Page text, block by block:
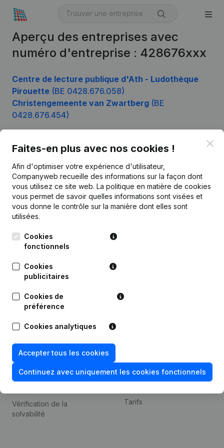
Aperçu des entreprises avec
numéro d'entreprise : 428676xxx
Centre de lecture publique d'Ath - Ludothèque
Pirouette (BE 0428.676.058)
Christengemeente van Zwartberg (BE
0428.676.454)
Faites-en plus avec nos cookies !
Afin d'optimiser votre expérience d'utilisateur,
Companyweb recueille des informations sur la façon dont
vous utilisez ce site web. La politique en matière de cookies
vous permet de savoir quelles informations sont visées et
vous donne le contrôle sur la manière dont elles sont
utilisées.
Cookies
fonctionnels
Cookies
publicitaires
Cookies de
préférence
Cookies analytiques
Accepter tous les cookies
Continuez avec uniquement les cookies fonctionnels
Français
Leuvensesteenweg
248D,
Produit
Informations d’entreprise
Monitoring
Recherche internationale
Thème
de la fraude
Consulter des comptes
annuels
Recherche de numéro de
Vérification de la
solvabilité
Contact
Tarifs